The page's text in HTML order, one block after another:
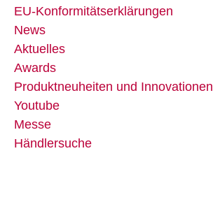
EU-Konformitätserklärungen
News
Aktuelles
Awards
Produktneuheiten und Innovationen
Youtube
Messe
Händlersuche